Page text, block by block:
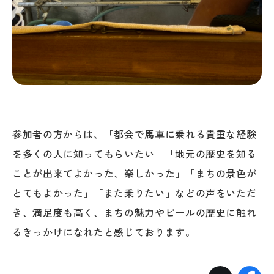
参加者の方からは、「都会で馬車に乗れる貴重な経験
を多くの人に知ってもらいたい」「地元の歴史を知る
ことが出来てよかった、楽しかった」「まちの景色が
とてもよかった」「また乗りたい」などの声をいただ
き、満足度も高く、まちの魅力やビールの歴史に触れ
るきっかけになれたと感じております。